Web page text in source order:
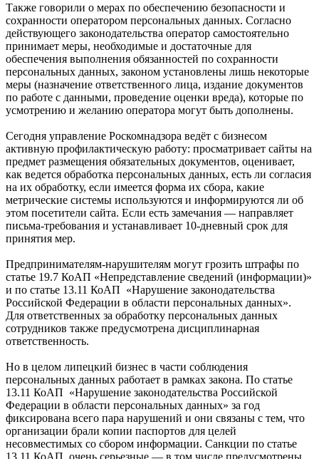
Также говорили о мерах по обеспечению безопасности и
сохранности оператором персональных данных. Согласно
действующего законодательства оператор самостоятельно
принимает меры, необходимые и достаточные для
обеспечения выполнения обязанностей по сохранности
персональных данных, законом установлены лишь некоторые
меры (назначение ответственного лица, издание документов
по работе с данными, проведение оценки вреда), которые по
усмотрению и желанию оператора могут быть дополнены.
Сегодня управление Роскомнадзора ведёт с бизнесом
активную профилактическую работу: просматривает сайты на
предмет размещения обязательных документов, оценивает,
как ведется обработка персональных данных, есть ли согласия
на их обработку, если имеется форма их сбора, какие
метрические системы используются и информируются ли об
этом посетители сайта. Если есть замечания — направляет
письма-требования и устанавливает 10-дневный срок для
принятия мер.
Предпринимателям-нарушителям могут грозить штрафы по
статье 19.7 КоАП «Непредставление сведений (информации)»
и по статье 13.11 КоАП «Нарушение законодательства
Российской Федерации в области персональных данных».
Для ответственных за обработку персональных данных
сотрудников также предусмотрена дисциплинарная
ответственность.
Но в целом липецкий бизнес в части соблюдения
персональных данных работает в рамках закона. По статье
13.11 КоАП «Нарушение законодательства Российской
Федерации в области персональных данных» за год
фиксирована всего пара нарушений и они связаны с тем, что
организации брали копии паспортов для целей
несовместимых со сбором информации. Санкции по статье
13.11 КоАП очень серьезные — в том числе предусмотрены